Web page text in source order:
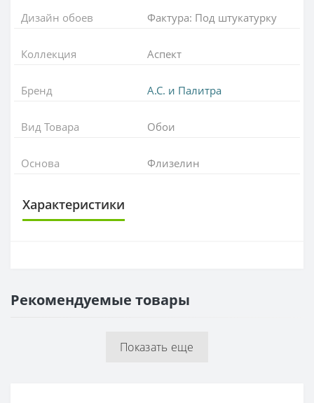
Дизайн обоев Фактура: Под штукатурку
Коллекция Аспект
Бренд А.С. и Палитра
Вид Товара Обои
Основа Флизелин
Характеристики
РАППОРТ
Рекомендуемые товары
Показать еще